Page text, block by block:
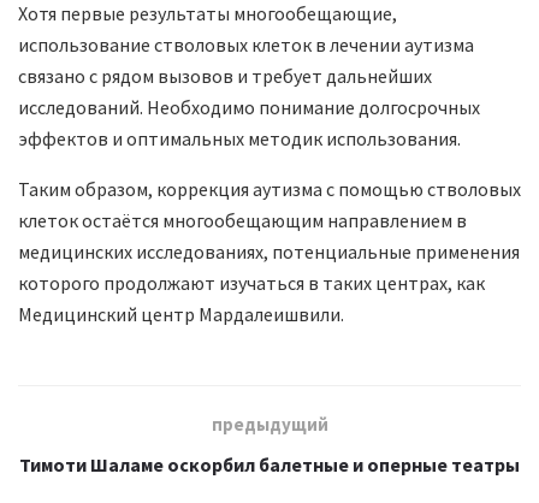
Хотя первые результаты многообещающие,
использование стволовых клеток в лечении аутизма
связано с рядом вызовов и требует дальнейших
исследований. Необходимо понимание долгосрочных
эффектов и оптимальных методик использования.
Таким образом, коррекция аутизма с помощью стволовых
клеток остаётся многообещающим направлением в
медицинских исследованиях, потенциальные применения
которого продолжают изучаться в таких центрах, как
Медицинский центр Мардалеишвили.
предыдущий
Тимоти Шаламе оскорбил балетные и оперные театры